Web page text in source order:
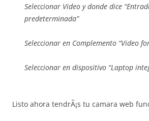
Seleccionar Video y donde dice
predeterminada”
Seleccionar en Complemento “Video
Seleccionar en dispositivo “Laptop
Listo ahora tendrÃ¡s tu camara web